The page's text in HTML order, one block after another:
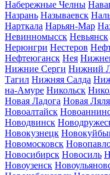
Набережные Челны
Назрань Называевск
Нарткала Нарьян-Мар
Невинномысск Невьянск
Нерюнгри Нестеров
Нефтеюганск Нея
Нижние Серги Нижний
Тагил Нижняя Салда
на-Амуре Никольск
Новая Ладога Новая Ляля
Новоалтайск
Новодвинск
Новокузнецк
Новомосковск
Новосибирск Новосиль
Новоузенск